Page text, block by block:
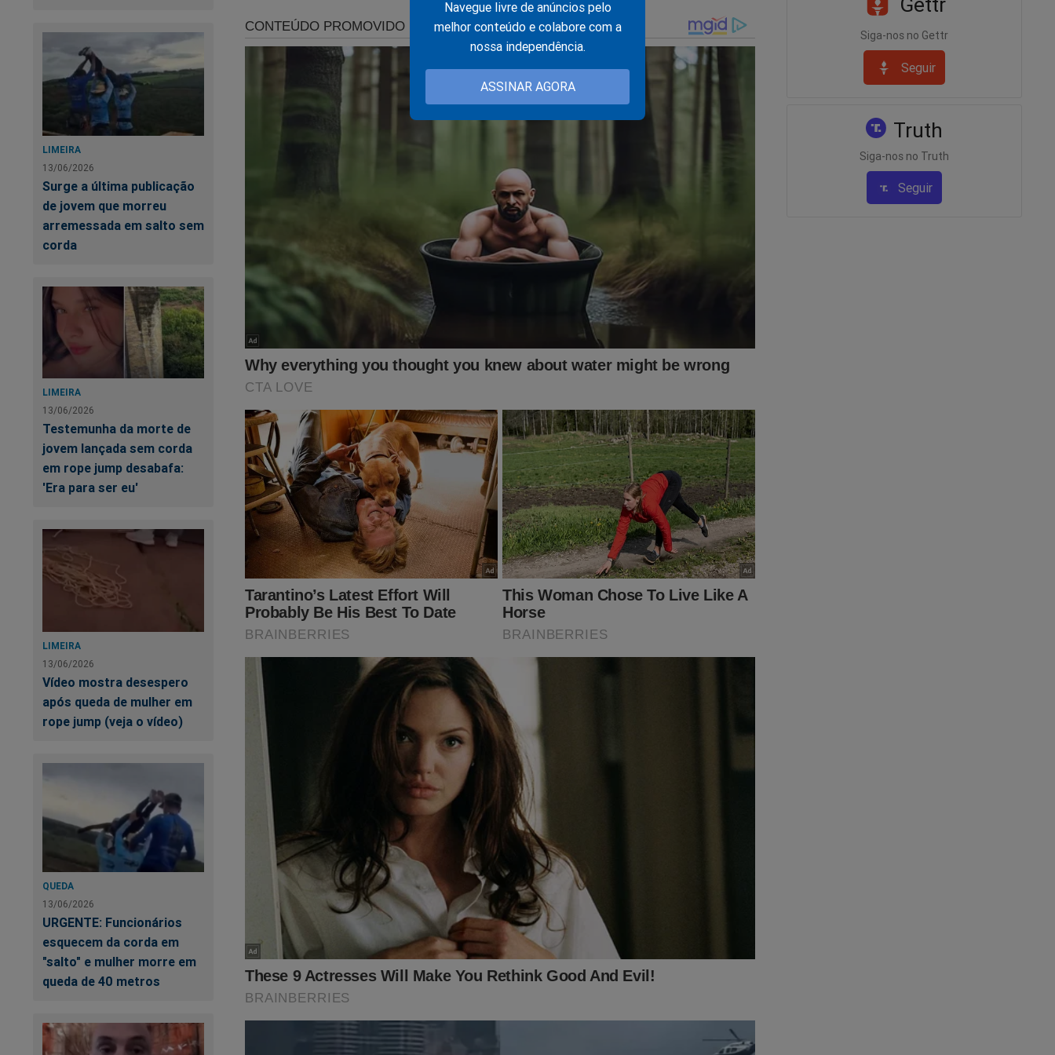
Navegue livre de anúncios pelo
melhor conteúdo e colabore com a
nossa independência.
ASSINAR AGORA
LIMEIRA
13/06/2026
Surge a última publicação
de jovem que morreu
arremessada em salto sem
corda
LIMEIRA
13/06/2026
Testemunha da morte de
jovem lançada sem corda
em rope jump desabafa:
'Era para ser eu'
LIMEIRA
13/06/2026
Vídeo mostra desespero
após queda de mulher em
rope jump (veja o vídeo)
QUEDA
13/06/2026
URGENTE: Funcionários
esquecem da corda em
"salto" e mulher morre em
queda de 40 metros
Por menos de R$ 10, tenha na mão o conteúdo mais temido pelo
Alexandre de Moraes, por diversas vezes, chegou a ameaçar de prisão quem ousar comemorar
o dia 8 de janeiro! Justamente por esse motivo, a Editora Conteúdo Conservador desafiou o
"sistema" e acaba de lançar uma promoção relâmpago com valor quase simbólico e imperdível
sobre o livro "08 DE JANEIRO - SEGREDOS E BASTIDORES".Apenas R$ 9,90.
Você não pode perder! A promoção vai durar pouco tempo! Clique no link abaixo:
https://www.conteudoconservador.com.br/products/08-de-janeiro-segredos-e-bastidores
HOJE É O ÚLTIMO DIA DE PROMOÇÃO!
Siga-nos no Gettr
Seguir
Truth
Siga-nos no Truth
Seguir